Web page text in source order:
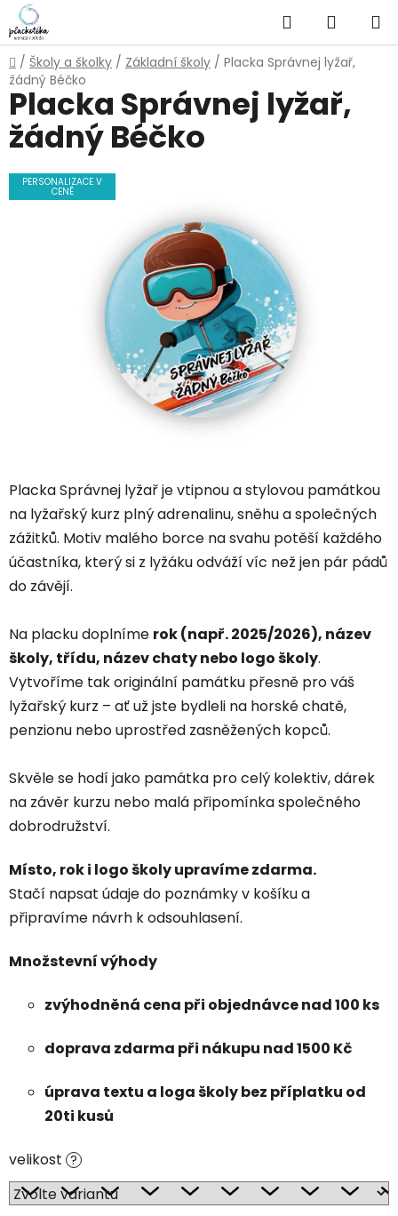
Přejít
na
obsah
Hledat
KOŠÍK
Domů
/ Školy a školky / Základní školy / Placka Správnej lyžař,
žádný Béčko
Placka Správnej lyžař je vtipnou a stylovou památkou
na lyžařský kurz plný adrenalinu, sněhu a společných
zážitků. Motiv malého borce na svahu potěší každého
účastníka, který si z lyžáku odváží víc než jen pár pádů
do závějí.
Na placku doplníme rok (např. 2025/2026), název
školy, třídu, název chaty nebo logo školy.
Vytvoříme tak originální památku přesně pro váš
lyžařský kurz – ať už jste bydleli na horské chatě,
penzionu nebo uprostřed zasněžených kopců.
Skvěle se hodí jako památka pro celý kolektiv, dárek
na závěr kurzu nebo malá připomínka společného
dobrodružství.
Místo, rok i logo školy upravíme zdarma.
Stačí napsat údaje do poznámky v košíku a
připravíme návrh k odsouhlasení.
Množstevní výhody
zvýhodněná cena při objednávce nad 100 ks
doprava zdarma při nákupu nad 1500 Kč
úprava textu a loga školy bez příplatku od
20ti kusů
velikost ?
Placka Správnej lyžař,
žádný Béčko
PERSONALIZACE V
CENĚ